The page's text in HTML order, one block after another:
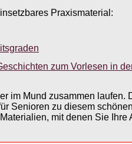
Praxismaterial:
zum Vorlesen in
im Mund zusammen
Senioren zu diesem
mit denen Sie